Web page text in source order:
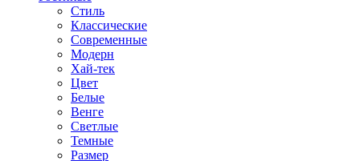
Стиль
Классические
Современные
Модерн
Хай-тек
Цвет
Белые
Венге
Светлые
Темные
Размер